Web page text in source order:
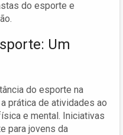
do esporte e
Um
do esporte na
prática de atividades ao
e mental. Iniciativas
para jovens da